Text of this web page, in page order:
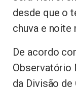
desde que o
chuva e noite
De acordo
Observatório
da Divisão